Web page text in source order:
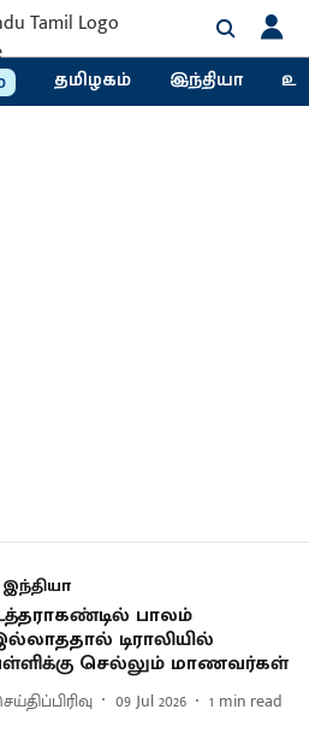
தமிழகம் இந்தியா
இந்தியா
பாலம்
டிராலியில்
செல்லும் மாணவர்கள்
09 Jul 2026 1 min read